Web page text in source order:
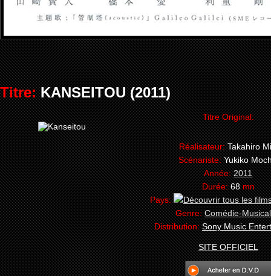
Titre:KANSEITOU (2011)
Titre Original:
Réalisateur:Takahiro
Scénariste:Yukiko
Année:2011
Durée:68mn
Pays:
Genre:Comédie-
Distribution:Sony Music
SITE OFFICIEL